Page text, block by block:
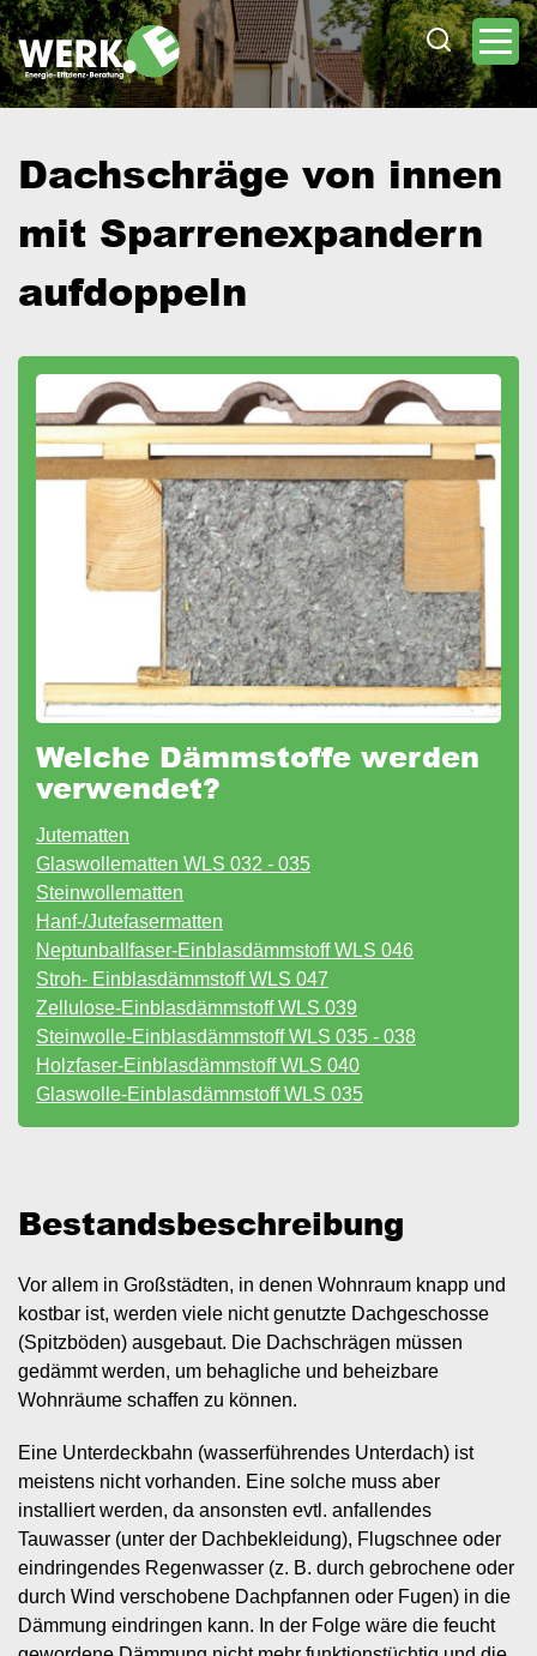
Direkt
zum
Inhalt
Dachschräge von innen
mit Sparrenexpandern
aufdoppeln
Welche Dämmstoffe werden
verwendet?
Jutematten
Glaswollematten WLS 032 - 035
Steinwollematten
Hanf-/Jutefasermatten
Neptunballfaser-Einblasdämmstoff WLS 046
Stroh- Einblasdämmstoff WLS 047
Zellulose-Einblasdämmstoff WLS 039
Steinwolle-Einblasdämmstoff WLS 035 - 038
Holzfaser-Einblasdämmstoff WLS 040
Glaswolle-Einblasdämmstoff WLS 035
Bestandsbeschreibung
Vor allem in Großstädten, in denen Wohnraum knapp und
kostbar ist, werden viele nicht genutzte Dachgeschosse
(Spitzböden) ausgebaut. Die Dachschrägen müssen
gedämmt werden, um behagliche und beheizbare
Wohnräume schaffen zu können.
Eine Unterdeckbahn (wasserführendes Unterdach) ist
meistens nicht vorhanden. Eine solche muss aber
installiert werden, da ansonsten evtl. anfallendes
Tauwasser (unter der Dachbekleidung), Flugschnee oder
eindringendes Regenwasser (z. B. durch gebrochene oder
durch Wind verschobene Dachpfannen oder Fugen) in die
Dämmung eindringen kann. In der Folge wäre die feucht